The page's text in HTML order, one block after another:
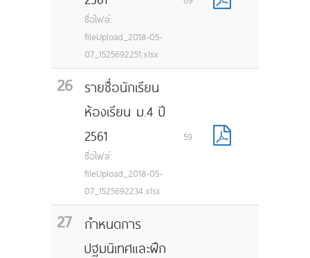
ชื่อไฟล์:
fileUpload_2018-05-
07_1525692251.xlsx
26
รายชื่อนักเรียน
ห้องเรียน ม.4 ปี
2561
ชื่อไฟล์:
fileUpload_2018-05-
07_1525692234.xlsx
59
27
กำหนดการ
ปฐมนิเทศและฝึก